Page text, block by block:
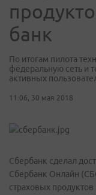
банк
По итогам пилота
федеральную сеть и
активных
11:06, 30 мая 2018
Сбербанк сделал
Сбербанк Онлайн
страховых